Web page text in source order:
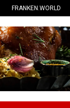
FRANKEN.WORLD